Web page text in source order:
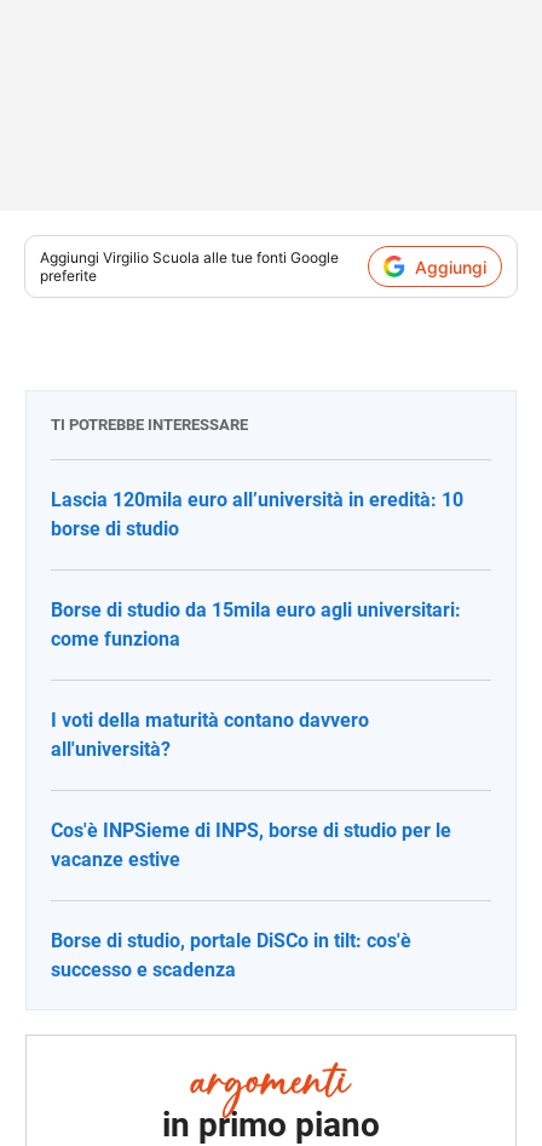
Aggiungi Virgilio Scuola alle tue fonti Google
preferite
Aggiungi
TI POTREBBE INTERESSARE
Lascia 120mila euro all’università in eredità: 10
borse di studio
Borse di studio da 15mila euro agli universitari:
come funziona
I voti della maturità contano davvero
all'università?
Cos'è INPSieme di INPS, borse di studio per le
vacanze estive
Borse di studio, portale DiSCo in tilt: cos'è
successo e scadenza
in primo piano